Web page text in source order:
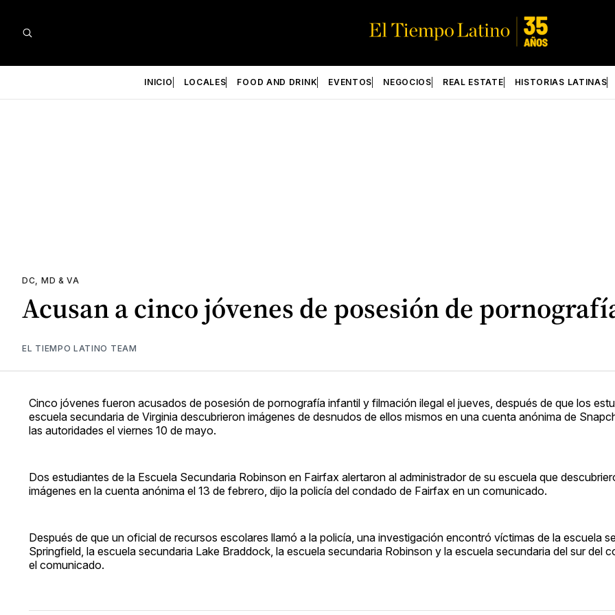
INICIO LOCALES FOOD AND DRINK EVENTOS NEGOCIOS REAL ESTATE HISTORIAS LATINAS
DC, MD & VA
Acusan a cinco jóvenes de posesión de
EL TIEMPO LATINO TEAM
Cinco jóvenes fueron acusados ​​de posesión de pornografía infantil y filmación ilegal el jueves, después de que los
escuela secundaria de Virginia descubrieron imágenes de desnudos de ellos mismos en una cuenta anónima de
las autoridades el viernes 10 de mayo.
Dos estudiantes de la Escuela Secundaria Robinson en Fairfax alertaron al administrador de su escuela que
imágenes en la cuenta anónima el 13 de febrero, dijo la policía del condado de Fairfax en un comunicado.
Después de que un oficial de recursos escolares llamó a la policía, una investigación encontró víctimas de la escuela
Springfield, la escuela secundaria Lake Braddock, la escuela secundaria Robinson y la escuela secundaria del sur del
el comunicado.